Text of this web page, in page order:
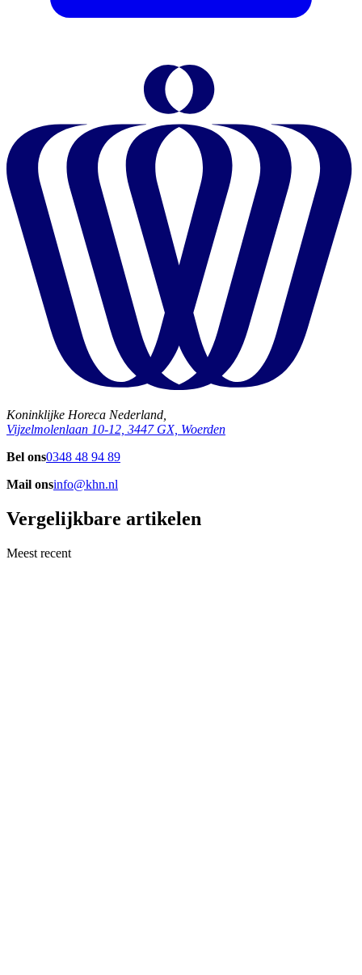
Koninklijke Horeca Nederland,
Vijzelmolenlaan 10-12, 3447 GX, Woerden
Bel ons0348 48 94 89
Mail onsinfo@khn.nl
Vergelijkbare artikelen
Meest recent